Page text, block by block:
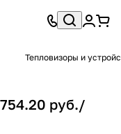
Тепловизоры и
руб./